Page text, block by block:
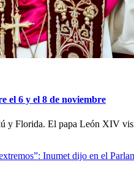
el 6 y el 8 de noviembre
y Florida. El papa León XIV